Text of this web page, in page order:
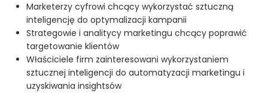
Marketerzy cyfrowi chcący wykorzystać sztuczną
inteligencję do optymalizacji kampanii
Strategowie i analitycy marketingu chcący poprawić
targetowanie klientów
Właściciele firm zainteresowani wykorzystaniem
sztucznej inteligencji do automatyzacji marketingu i
uzyskiwania insightsów